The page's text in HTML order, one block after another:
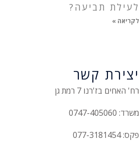
לעילת תביעה?
לקריאה »
יצירת קשר
רח' האחים בז'רנו 7 רמת גן
משרד: 0747-405060
פקס: 077-3181454